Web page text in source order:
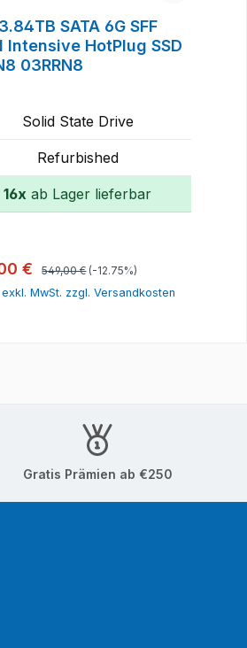
SATA 6G SFF
Intensive HotPlug SSD
03RRN8
Solid State Drive
Refurbished
16x ab Lager lieferbar
€ Regulärer Preis:
549,00 € (-12.75%)
MwSt. zzgl. Versandkosten
In den Warenkorb
Gratis Prämien ab €250